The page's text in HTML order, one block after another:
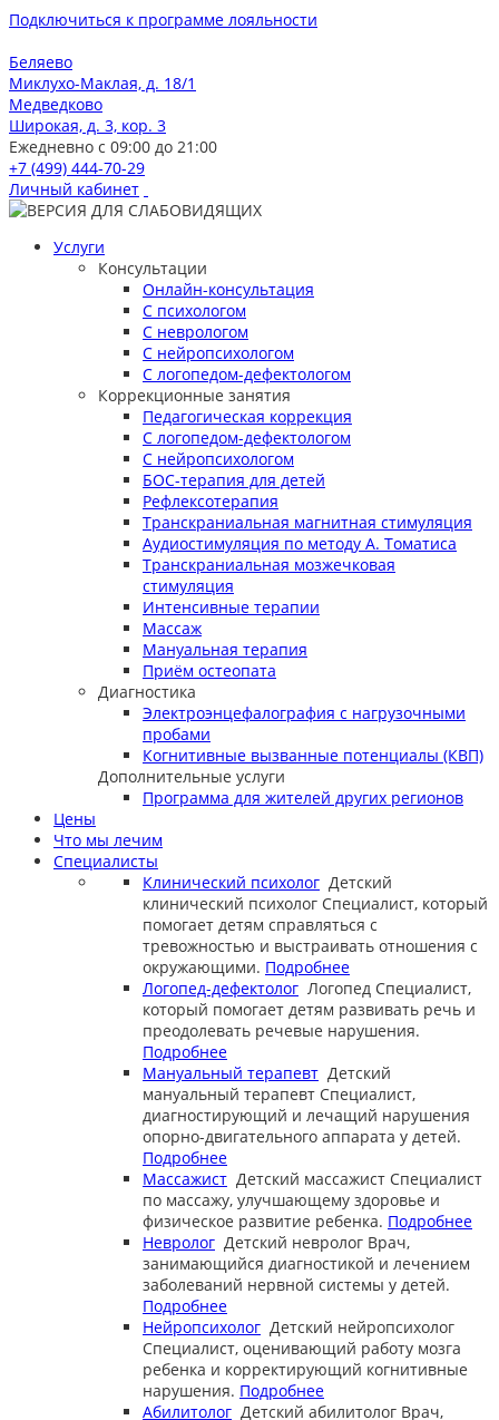
Подключиться к программе лояльности
Беляево
Миклухо-Маклая, д. 18/1
Медведково
Широкая, д. 3, кор. 3
Ежедневно с 09:00 до 21:00
+7 (499) 444-70-29
Личный кабинет
Услуги
Консультации
Онлайн-консультация
С психологом
С неврологом
С нейропсихологом
С логопедом-дефектологом
Коррекционные занятия
Педагогическая коррекция
С логопедом-дефектологом
С нейропсихологом
БОС-терапия для детей
Рефлексотерапия
Транскраниальная магнитная стимуляция
Аудиостимуляция по методу А. Томатиса
Транскраниальная мозжечковая
стимуляция
Интенсивные терапии
Массаж
Мануальная терапия
Приём остеопата
Диагностика
Электроэнцефалография с нагрузочными
пробами
Когнитивные вызванные потенциалы (КВП)
Дополнительные услуги
Программа для жителей других регионов
Цены
Что мы лечим
Специалисты
Клинический психолог Детский
клинический психолог Специалист, который
помогает детям справляться с
тревожностью и выстраивать отношения с
окружающими. Подробнее
Логопед-дефектолог Логопед Специалист,
который помогает детям развивать речь и
преодолевать речевые нарушения.
Подробнее
Мануальный терапевт Детский
мануальный терапевт Специалист,
диагностирующий и лечащий нарушения
опорно-двигательного аппарата у детей.
Подробнее
Массажист Детский массажист Специалист
по массажу, улучшающему здоровье и
физическое развитие ребенка. Подробнее
Невролог Детский невролог Врач,
занимающийся диагностикой и лечением
заболеваний нервной системы у детей.
Подробнее
Нейропсихолог Детский нейропсихолог
Специалист, оценивающий работу мозга
ребенка и корректирующий когнитивные
нарушения. Подробнее
Абилитолог Детский абилитолог Врач,